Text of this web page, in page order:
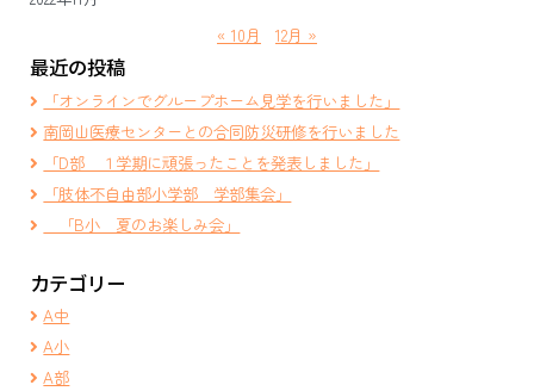
« 10月 12月 »
最近の投稿
「オンラインでグループホーム見学を行いました」
南岡山医療センターとの合同防災研修を行いました
「D部 １学期に頑張ったことを発表しました」
「肢体不自由部小学部 学部集会」
「B小 夏のお楽しみ会」
カテゴリー
A中
A小
A部